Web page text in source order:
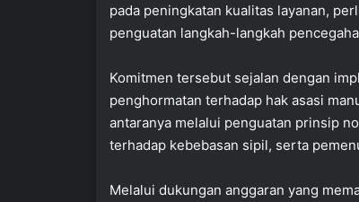
pada peningkatan kualitas layanan,
penguatan langkah-langkah
Komitmen tersebut sejalan dengan
penghormatan terhadap hak asasi
antaranya melalui penguatan prinsip
terhadap kebebasan sipil, serta
Melalui dukungan anggaran yang